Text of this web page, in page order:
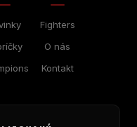
Fighters
O nás
Kontakt